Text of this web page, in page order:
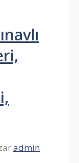
admin